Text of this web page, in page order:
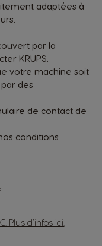
adaptées à
par la
KRUPS.
votre machine soit
des
de contact de
conditions
Plus d’infos ici.